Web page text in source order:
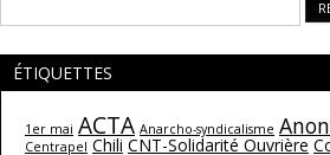
ÉTIQUETTES
1er mai ACTA Anarcho-syndicalisme
Centrapel Chili CNT-Solidarité Ouvrière